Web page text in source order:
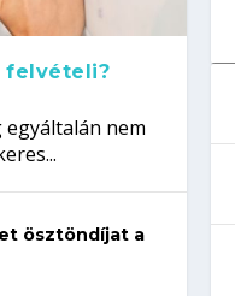
felvételi?
egyáltalán nem
ösztöndíjat a